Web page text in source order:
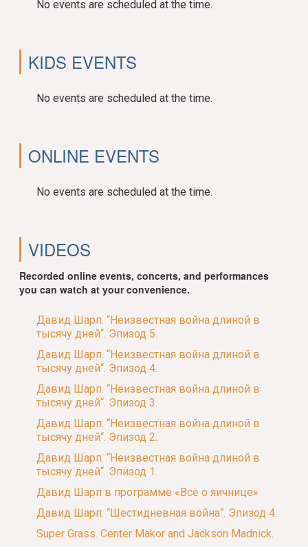
No events are scheduled at the time.
KIDS EVENTS
No events are scheduled at the time.
ONLINE EVENTS
No events are scheduled at the time.
VIDEOS
Recorded online events, concerts, and performances
you can watch at your convenience.
Давид Шарп. “Неизвестная война длиной в
тысячу дней“. Эпизод 5.
Давид Шарп. “Неизвестная война длиной в
тысячу дней“. Эпизод 4.
Давид Шарп. “Неизвестная война длиной в
тысячу дней“. Эпизод 3.
Давид Шарп. “Неизвестная война длиной в
тысячу дней“. Эпизод 2.
Давид Шарп. “Неизвестная война длиной в
тысячу дней“. Эпизод 1.
Давид Шарп в программе «Всё о яичнице»
Давид Шарп. “Шестидневная война“. Эпизод 4.
Super Grass. Center Makor and Jackson Madnick.